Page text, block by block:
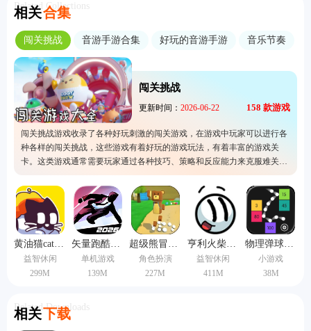
相关合集
Related Collections
闯关挑战 音游手游合集 好玩的音游手游 音乐节奏
闯关挑战
更新时间： 2026-06-22 158 款游戏
闯关挑战游戏收录了各种好玩刺激的闯关游戏，在游戏中玩家可以进行各
种各样的闯关挑战，这些游戏有着好玩的游戏玩法，有着丰富的游戏关
卡。这类游戏通常需要玩家通过各种技巧、策略和反应能力来克服难关，
游戏中通常拥有超多关卡，每个关卡都拥有不同的挑战内容，非常考验玩
家的操作技术。
黄油猫cato手机版
益智休闲
299M
矢量跑酷中文版
单机游戏
139M
超级熊冒险中文版
角色扮演
227M
亨利火柴人重制版
益智休闲
411M
物理弹球旧版本
小游戏
38M
相关下载
Related Downloads